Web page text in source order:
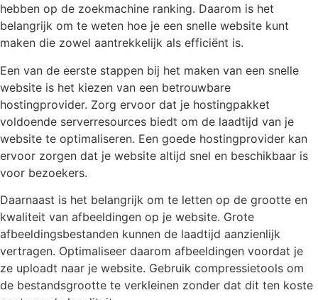
hebben op de zoekmachine ranking. Daarom is het
belangrijk om te weten hoe je een snelle website kunt
maken die zowel aantrekkelijk als efficiënt is.
Een van de eerste stappen bij het maken van een snelle
website is het kiezen van een betrouwbare
hostingprovider. Zorg ervoor dat je hostingpakket
voldoende serverresources biedt om de laadtijd van je
website te optimaliseren. Een goede hostingprovider kan
ervoor zorgen dat je website altijd snel en beschikbaar is
voor bezoekers.
Daarnaast is het belangrijk om te letten op de grootte en
kwaliteit van afbeeldingen op je website. Grote
afbeeldingsbestanden kunnen de laadtijd aanzienlijk
vertragen. Optimaliseer daarom afbeeldingen voordat je
ze uploadt naar je website. Gebruik compressietools om
de bestandsgrootte te verkleinen zonder dat dit ten koste